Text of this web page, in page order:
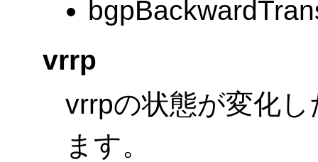
vrrp
vrrpの状態が変化
ます。